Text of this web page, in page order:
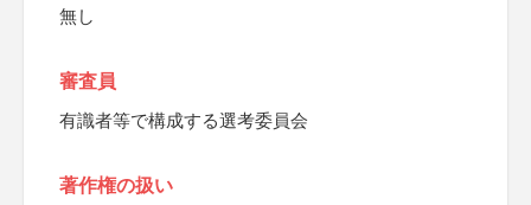
無し
審査員
有識者等で構成する選考委員会
著作権の扱い